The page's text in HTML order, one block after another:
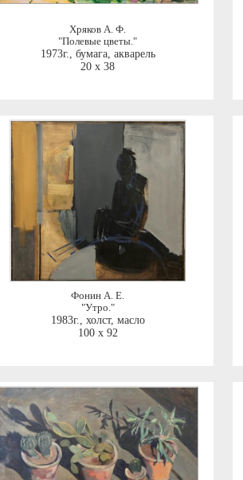
Хряков А. Ф.
"Полевые цветы."
1973г., бумага, акварель
20 x 38
Фонин А. Е.
"Утро."
1983г., холст, масло
100 x 92